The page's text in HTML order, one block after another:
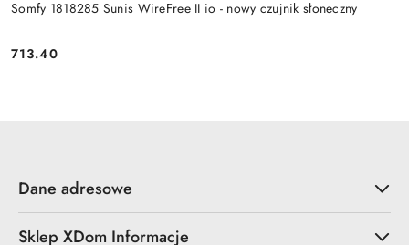
Somfy 1818285 Sunis WireFree II io - nowy czujnik słoneczny
Cena:
713.40
Dane adresowe
Sklep XDom Informacje